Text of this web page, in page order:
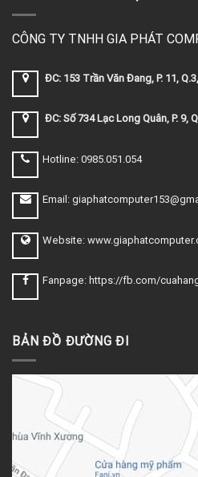
CÔNG TY TNHH GIA PHÁT
ĐC: 153 Trần Văn Đang, P. 11,
ĐC: Số 734 Lạc Long Quân, P. 9,
Hotline: 0985.051.054
Email:
Website:
Fanpage: https://fb.com/
BẢN ĐỒ ĐƯỜNG ĐI